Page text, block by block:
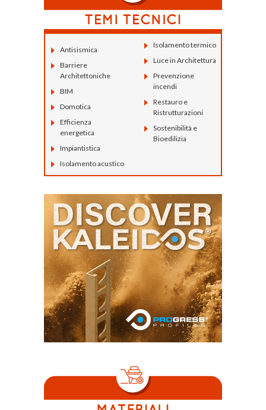
Antisismica
Barriere
Architettoniche
BIM
Domotica
Efficienza
energetica
Impiantistica
Isolamento acustico
Isolamento termico
Luce in Architettura
Prevenzione
incendi
Restauro e
Ristrutturazioni
Sostenibilità e
Bioedilizia